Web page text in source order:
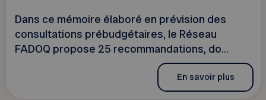
Dans ce mémoire élaboré en prévision des
consultations prébudgétaires, le Réseau
FADOQ propose 25 recommandations, do...
En savoir plus